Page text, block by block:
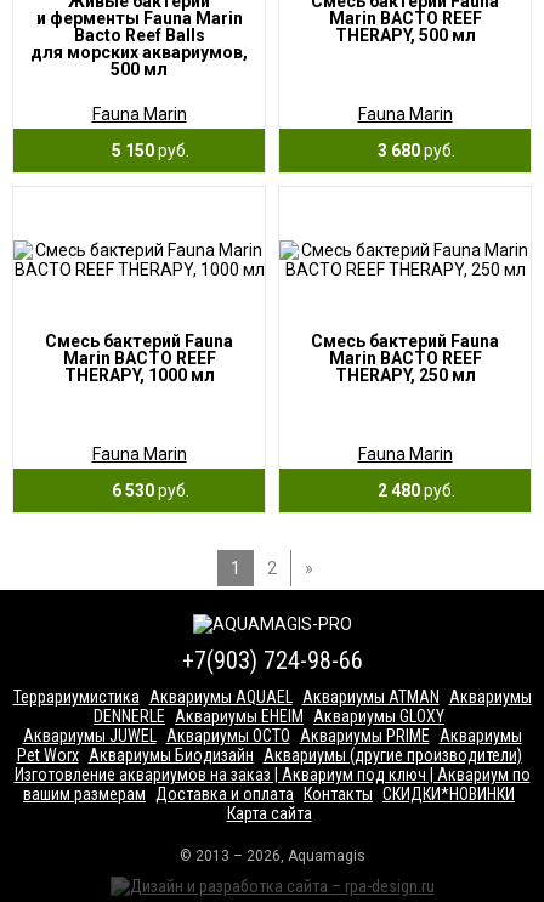
и ферменты Fauna Marin
Bacto Reef Balls
для морских аквариумов,
500 мл
Fauna Marin
5 150руб.
Marin BACTO REEF
THERAPY, 500 мл
Fauna Marin
3 680руб.
Смесь бактерий Fauna
Marin BACTO REEF
THERAPY, 1000 мл
Fauna Marin
6 530руб.
Смесь бактерий Fauna
Marin BACTO REEF
THERAPY, 250 мл
Fauna Marin
2 480руб.
1 2 »
+7(903) 724-98-66
Террариумистика Аквариумы AQUAEL Аквариумы ATMAN
Аквариумы
DENNERLE
Аквариумы EHEIM
Аквариумы GLOXY
Аквариумы JUWEL
Аквариумы OCTO Аквариумы PRIME
Аквариумы
Pet Worx Аквариумы Биодизайн
Аквариумы (другие производители)
Изготовление аквариумов на заказ | Аквариум под ключ | Аквариум по
вашим размерам
Доставка и оплата Контакты СКИДКИ*НОВИНКИ
Карта сайта
© 2013 – 2026, Aquamagis